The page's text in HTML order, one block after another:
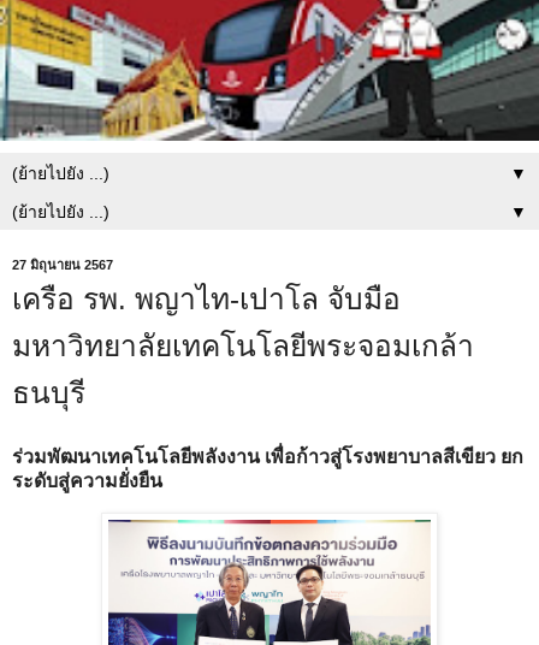
▼
▼
27 มิถุนายน 2567
เครือ รพ. พญาไท-เปาโล จับมือ
มหาวิทยาลัยเทคโนโลยีพระจอมเกล้า
ธนบุรี
ร่วมพัฒนาเทคโนโลยีพลังงาน เพื่อก้าวสู่โรงพยาบาลสีเขียว ยก
ระดับสู่ความยั่งยืน